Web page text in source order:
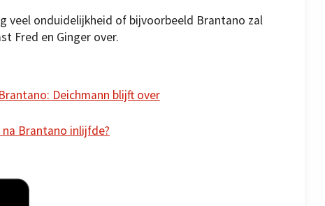
veel onduidelijkheid of bijvoorbeeld Brantano zal
Fred en Ginger over.
Deichmann blijft over
Brantano inlijfde?